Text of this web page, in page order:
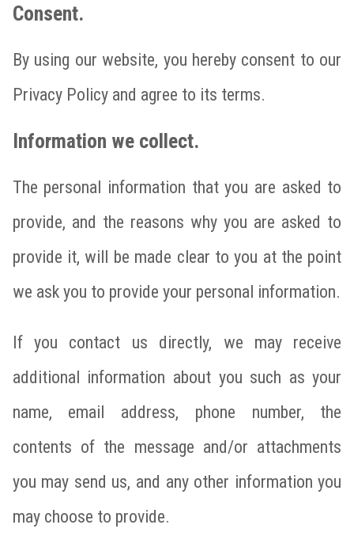
Consent.
By using our website, you hereby consent to our
Privacy Policy and agree to its terms.
Information we collect.
The personal information that you are asked to
provide, and the reasons why you are asked to
provide it, will be made clear to you at the point
we ask you to provide your personal information.
If you contact us directly, we may receive
additional information about you such as your
name, email address, phone number, the
contents of the message and/or attachments
you may send us, and any other information you
may choose to provide.